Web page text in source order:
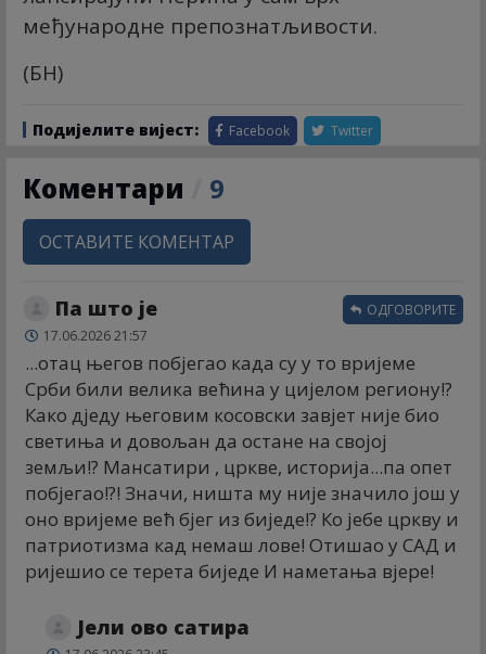
међународне препознатљивости.
(БН)
Подијелите вијест: Facebook Twitter
Коментари 9
ОСТАВИТЕ КОМЕНТАР
Па што је
17.06.2026 21:57
...отац његов побјегао када су у то вријеме
Срби били велика већина у цијелом региону!?
Како дједу његовим косовски завјет није био
светиња и довољан да остане на својој
земљи!? Мансатири , цркве, историја...па опет
побјегао!?! Значи, ништа му није значило још у
оно вријеме већ бјег из биједе!? Ко јебе цркву и
патриотизма кад немаш лове! Отишао у САД и
ријешио се терета биједе И наметања вјере!
ОДГОВОРИТЕ
Јели ово сатира